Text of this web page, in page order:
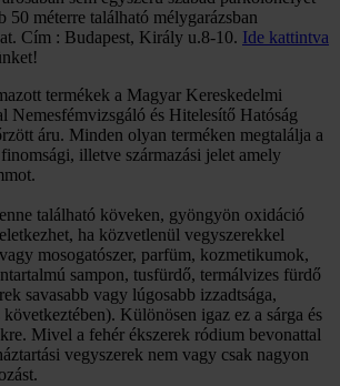
méterre található mélygarázsban
Cím : Budapest, Király u.8-10. Ide kattintva
termékek a Magyar Kereskedelmi
Nemesfémvizsgáló és Hitelesítő Hatóság
áru. Minden olyan terméken megtalálja a
illetve származási jelet amely
található köveken, gyöngyön oxidáció
ha közvetlenül vegyszerekkel
mosogatószer, parfüm, kozmetikumok,
sampon, tusfürdő, termálvizes fürdő
savasabb vagy lúgosabb izzadtsága,
következtében). Különösen igaz ez a sárga és
Mivel a fehér ékszerek ródium bevonattal
vegyszerek nem vagy csak nagyon